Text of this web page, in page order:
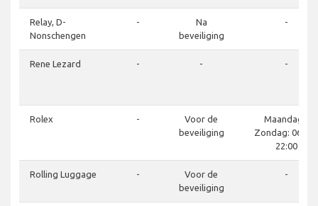
Relay, D-
Nonschengen
-
Na
beveiliging
-
Rene Lezard - - -
Rolex -
Voor de
beveiliging
Maandag -
Zondag: 06:00
22:00
Rolling Luggage -
Voor de
beveiliging
-